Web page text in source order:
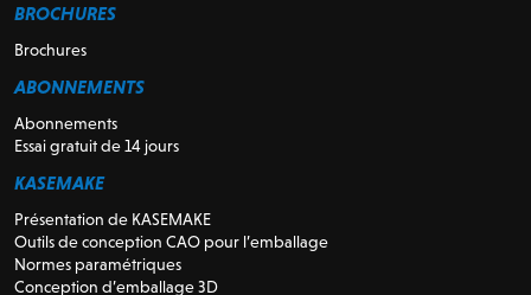
BROCHURES
Brochures
ABONNEMENTS
Abonnements
Essai gratuit de 14 jours
KASEMAKE
Présentation de KASEMAKE
Outils de conception CAO pour l’emballage
Normes paramétriques
Conception d’emballage 3D